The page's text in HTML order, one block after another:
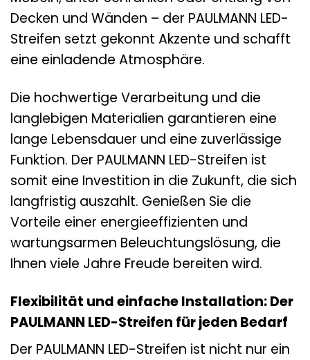
Decken und Wänden – der PAULMANN LED-
Streifen setzt gekonnt Akzente und schafft
eine einladende Atmosphäre.
Die hochwertige Verarbeitung und die
langlebigen Materialien garantieren eine
lange Lebensdauer und eine zuverlässige
Funktion. Der PAULMANN LED-Streifen ist
somit eine Investition in die Zukunft, die sich
langfristig auszahlt. Genießen Sie die
Vorteile einer energieeffizienten und
wartungsarmen Beleuchtungslösung, die
Ihnen viele Jahre Freude bereiten wird.
Flexibilität und einfache Installation: Der
PAULMANN LED-Streifen für jeden Bedarf
Der PAULMANN LED-Streifen ist nicht nur ein